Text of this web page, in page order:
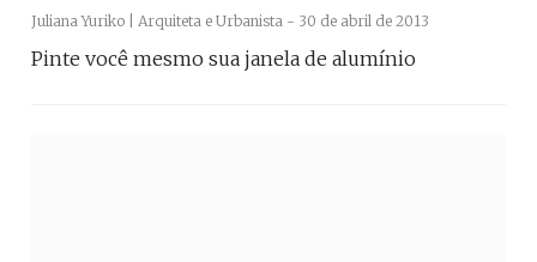
Juliana Yuriko | Arquiteta e Urbanista - 30 de abril de 2013
Pinte você mesmo sua janela de alumínio